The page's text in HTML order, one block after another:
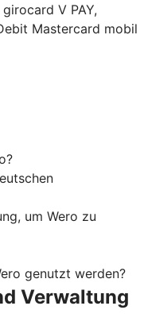
V PAY,
Mastercard mobil
um Wero zu
genutzt werden?
Verwaltung